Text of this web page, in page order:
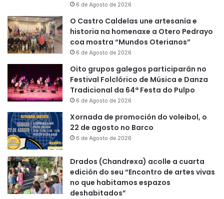
6 de Agosto de 2026
O Castro Caldelas une artesanía e
historia na homenaxe a Otero Pedrayo
coa mostra “Mundos Oterianos”
6 de Agosto de 2026
Oito grupos galegos participarán no
Festival Folclórico de Música e Danza
Tradicional da 64ª Festa do Pulpo
6 de Agosto de 2026
Xornada de promoción do voleibol, o
22 de agosto no Barco
6 de Agosto de 2026
Drados (Chandrexa) acolle a cuarta
edición do seu “Encontro de artes vivas
no que habitamos espazos
deshabitados”